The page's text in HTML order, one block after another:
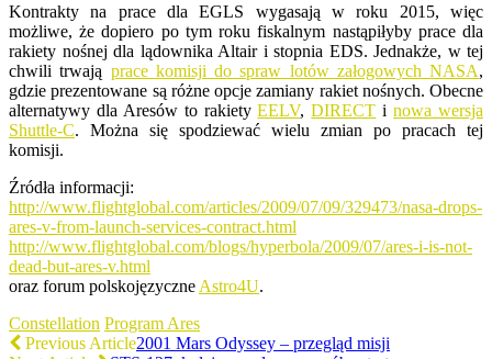
Kontrakty na prace dla EGLS wygasają w roku 2015, więc
możliwe, że dopiero po tym roku fiskalnym nastąpiłyby prace dla
rakiety nośnej dla lądownika Altair i stopnia EDS. Jednakże, w tej
chwili trwają prace komisji do spraw lotów załogowych NASA,
gdzie prezentowane są różne opcje zamiany rakiet nośnych. Obecne
alternatywy dla Aresów to rakietyEELV,DIRECT inowa wersja
Shuttle-C. Można się spodziewać wielu zmian po pracach tej
komisji.
Źródła informacji:
http://www.flightglobal.com/articles/2009/07/09/329473/nasa-drops-
ares-v-from-launch-services-contract.html
http://www.flightglobal.com/blogs/hyperbola/2009/07/ares-i-is-not-
dead-but-ares-v.html
oraz forum polskojęzyczne Astro4U.
Constellation Program Ares
Previous Article2001 Mars Odyssey – przegląd misji